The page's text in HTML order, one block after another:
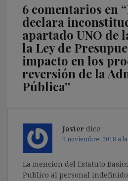
6 comentarios en “
declara
apartado UNO de
la Ley de
impacto en los
reversión de la
Pública”
Javier dice:
9 noviembre, 2018 a
La mencion del Estatuto
Publico al personal